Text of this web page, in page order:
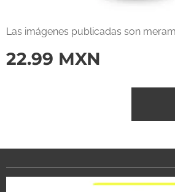
Las imágenes publicadas son
22.99 MXN